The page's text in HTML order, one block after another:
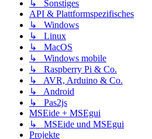
↳ Sonstiges
API & Plattformspezifisches
↳ Windows
↳ Linux
↳ MacOS
↳ Windows mobile
↳ Raspberry Pi & Co.
↳ AVR, Arduino & Co.
↳ Android
↳ Pas2js
MSEide + MSEgui
↳ MSEide und MSEgui
Projekte